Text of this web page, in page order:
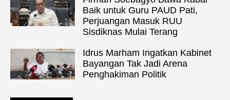
Baik untuk Guru PAUD Pati,
Perjuangan Masuk RUU
Sisdiknas Mulai Terang
Idrus Marham Ingatkan Kabinet
Bayangan Tak Jadi Arena
Penghakiman Politik